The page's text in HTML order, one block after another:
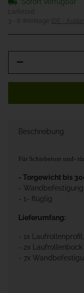
Lieferzeit:
3 - 8 Werktage
(DE -
Beschreibung
Für Schiebetore und-
- Torgewicht bis
- Wandbefestigung
- 1- flüglig
Lieferumfang:
- 1x
- 2x Laufrollenbock
- 7x